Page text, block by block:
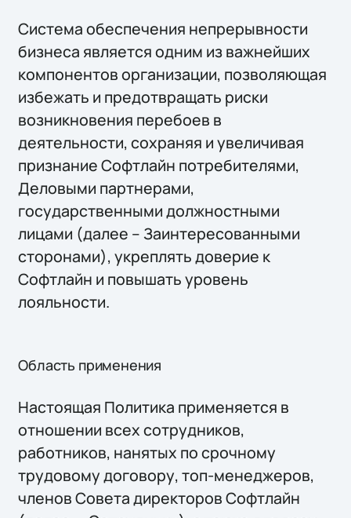
Система обеспечения непрерывности
бизнеса является одним из важнейших
компонентов организации, позволяющая
избежать и предотвращать риски
возникновения перебоев в
деятельности, сохраняя и увеличивая
признание Софтлайн потребителями,
Деловыми партнерами,
государственными должностными
лицами (далее – Заинтересованными
сторонами), укреплять доверие к
Софтлайн и повышать уровень
лояльности.
Область применения
Настоящая Политика применяется в
отношении всех сотрудников,
работников, нанятых по срочному
трудовому договору, топ-менеджеров,
членов Совета директоров Софтлайн